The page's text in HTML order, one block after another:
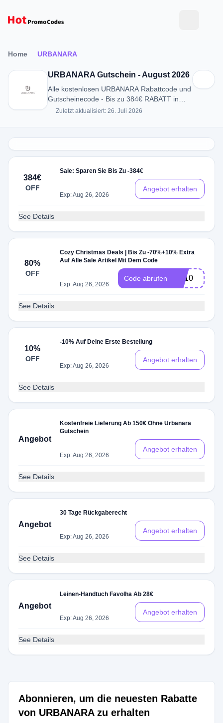
Home URBANARA
URBANARA Gutschein - August 2026
Alle kostenlosen URBANARA Rabattcode und
Gutscheinecode - Bis zu 384€ RABATT in
August 2026
Zuletzt aktualisiert: 26. Juli 2026
384€
OFF
Sale: Sparen Sie Bis Zu -384€
Exp: Aug 26, 2026
Angebot erhalten
See Details
80%
OFF
Cozy Christmas Deals | Bis Zu -70%+10% Extra
Auf Alle Sale Artikel Mit Dem Code
Exp: Aug 26, 2026
Code abrufen AS10
See Details
10%
OFF
-10% Auf Deine Erste Bestellung
Exp: Aug 26, 2026
Angebot erhalten
See Details
Angebot
Kostenfreie Lieferung Ab 150€ Ohne Urbanara
Gutschein
Exp: Aug 26, 2026
Angebot erhalten
See Details
Angebot
30 Tage Rückgaberecht
Exp: Aug 26, 2026
Angebot erhalten
See Details
Angebot
Leinen-Handtuch Favolha Ab 28€
Exp: Aug 26, 2026
Angebot erhalten
See Details
Abonnieren, um die neuesten Rabatte
von URBANARA zu erhalten